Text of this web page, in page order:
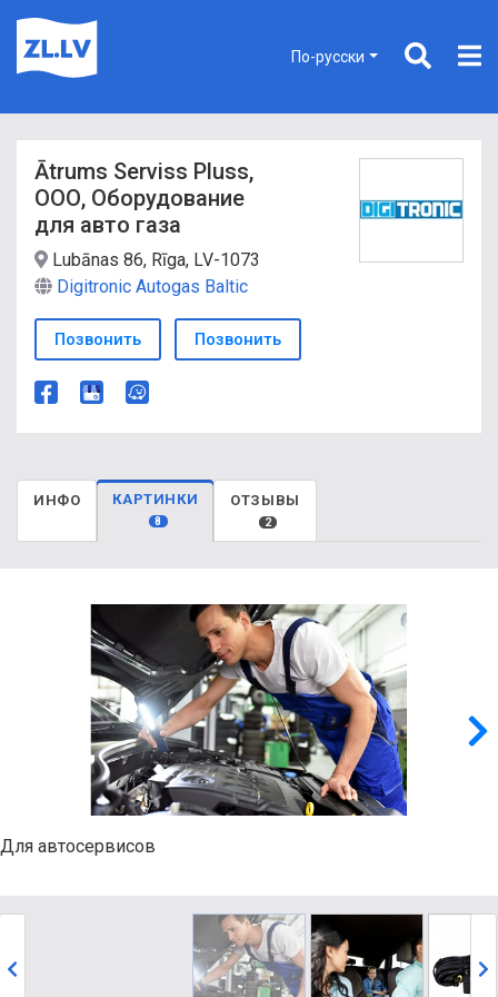
По-русски
Ātrums Serviss Pluss,
ООО, Оборудование
для авто газа
Lubānas 86, Rīga, LV-1073
Digitronic Autogas Baltic
Позвонить Позвонить
ИНФО КАРТИНКИ
8
ОТЗЫВЫ
2
Для автосервисов